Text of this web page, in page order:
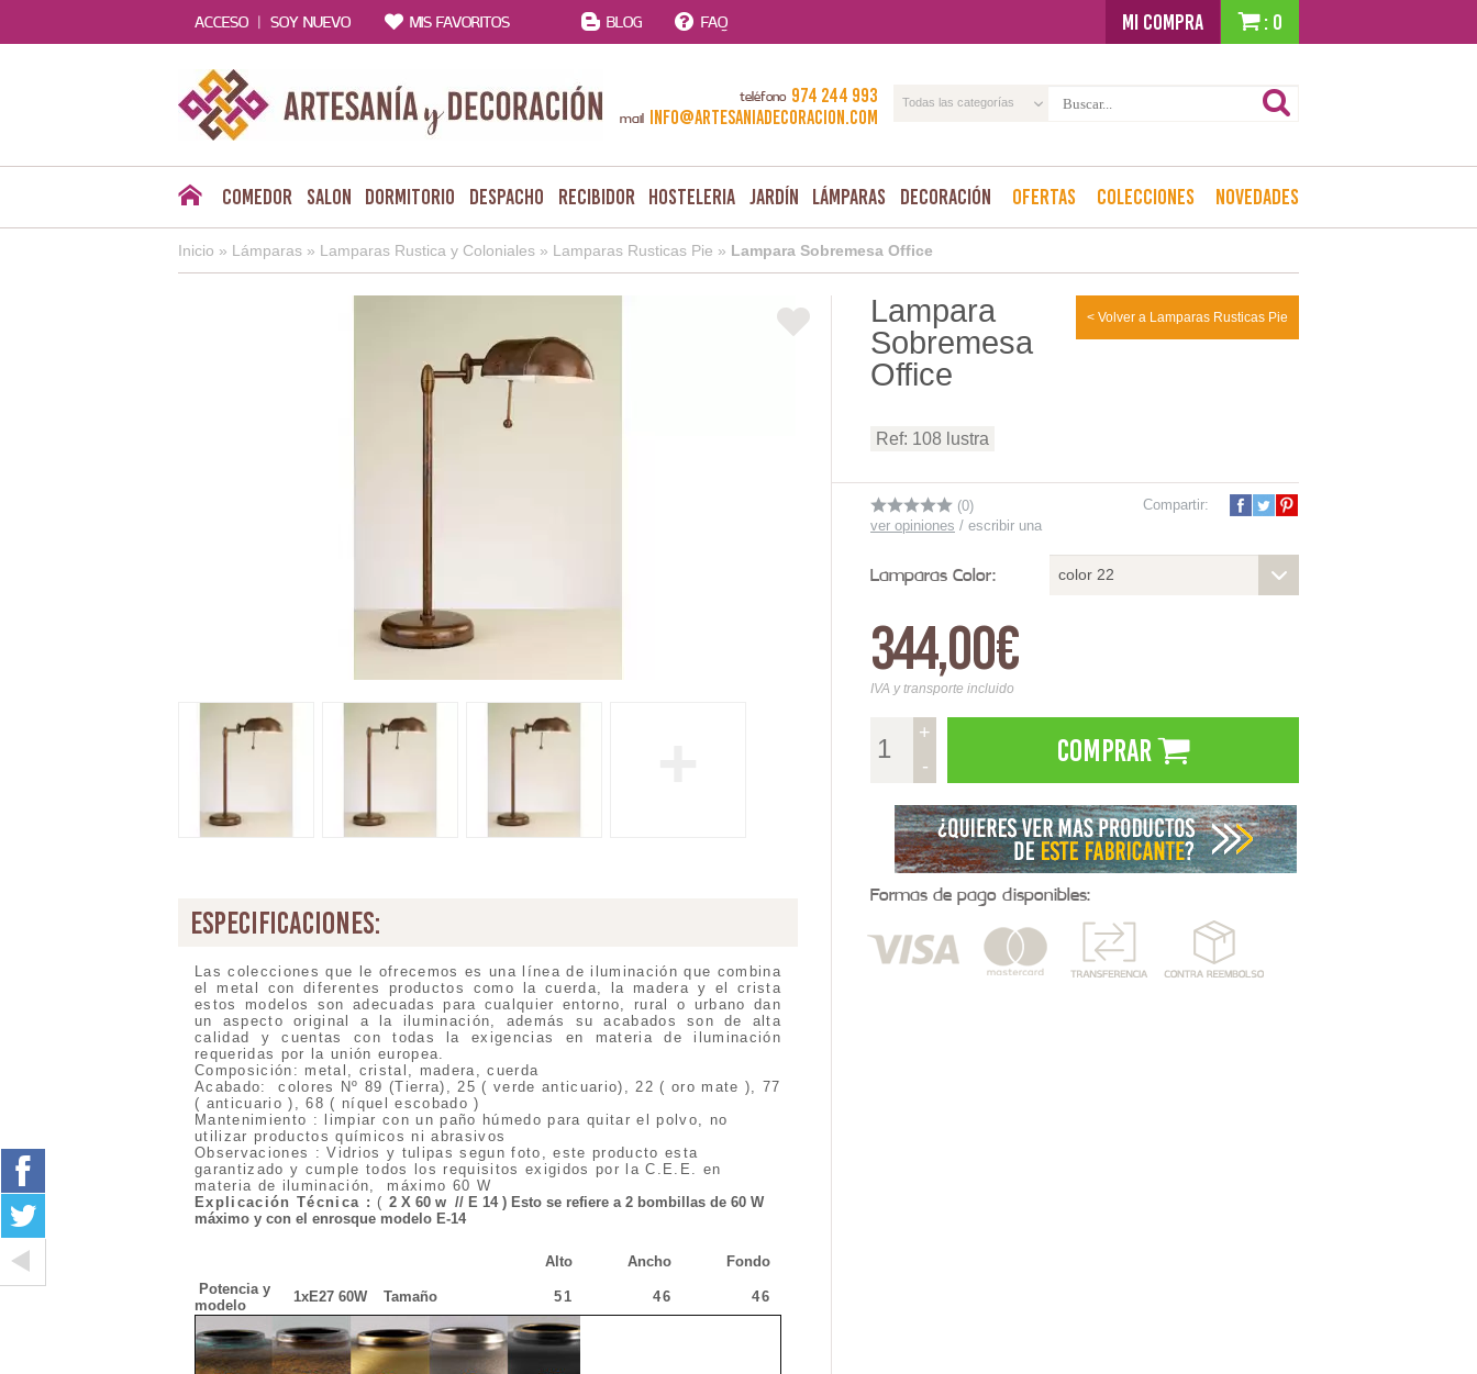
ACCESO | SOY NUEVO MIS FAVORITOS BLOG FAQ MI COMPRA : 0
teléfono 974 244 993
mail info@artesaniadecoracion.com
Todas las categorías
Comedor Salon Dormitorio Despacho Recibidor Hosteleria Jardín Lámparas Decoración Ofertas Colecciones Novedades
Inicio » Lámparas » Lamparas Rustica y Coloniales » Lamparas Rusticas Pie » Lampara Sobremesa Office
especificaciones:
Las colecciones que le ofrecemos es una línea de iluminación que combina
el metal con diferentes productos como la cuerda, la madera y el crista
estos modelos son adecuadas para cualquier entorno, rural o urbano dan
un aspecto original a la iluminación, además su acabados son de alta
calidad y cuentas con todas la exigencias en materia de iluminación
requeridas por la unión europea.
Composición: metal, cristal, madera, cuerda
Acabado: colores Nº 89 (Tierra), 25 ( verde anticuario), 22 ( oro mate ), 77
( anticuario ), 68 ( níquel escobado )
Mantenimiento : limpiar con un paño húmedo para quitar el polvo, no
utilizar productos químicos ni abrasivos
Observaciones : Vidrios y tulipas segun foto, este producto esta
garantizado y cumple todos los requisitos exigidos por la C.E.E. en
materia de iluminación, máximo 60 W
Explicación Técnica :(2 X 60 w // E 14 ) Esto se refiere a 2 bombillas de 60 W
máximo y con el enrosque modelo E-14
Alto Ancho
Fondo
Potencia y
modelo
1xE27 60W Tamaño 51 46 46
< Volver a Lamparas Rusticas Pie
Lampara
Sobremesa
Office
Ref: 108 lustra
(0)
ver opiniones / escribir una
Compartir:
Lamparas Color: color 22
344,00€
IVA y transporte incluido
+
-
Comprar
Formas de pago disponibles: